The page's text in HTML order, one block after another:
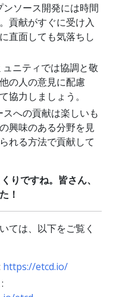
ンソース開発には時間
貢献がすぐに受け入
直面しても気落ちし
ュニティでは協調と敬
の人の意見に配慮
協力しましょう。
スへの貢献は楽しいも
興味のある分野を見
れる方法で貢献して
りですね。皆さん、
！
ては、以下をご覧く
https://etcd.io/